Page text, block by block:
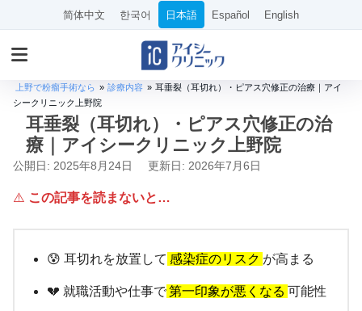
简体中文 한국어 日本語 Español English
上野で粉瘤手術なら » 診療内容 » 耳垂裂（耳切れ）・ピアス穴修正の治療｜アイ
シークリニック上野院
耳垂裂（耳切れ）・ピアス穴修正の治
療｜アイシークリニック上野院
公開日: 2025年8月24日 更新日: 2026年7月6日
⚠️ この記事を読まないと…
😰 耳切れを放置して 感染症のリスク が高まる
💔 就職活動や仕事で第一印象が悪くなる 可能性